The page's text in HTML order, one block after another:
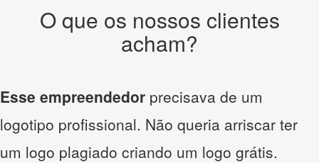
O que os nossos clientes
acham?
Esse empreendedor precisava de um
logotipo profissional. Não queria arriscar ter
um logo plagiado criando um logo grátis.